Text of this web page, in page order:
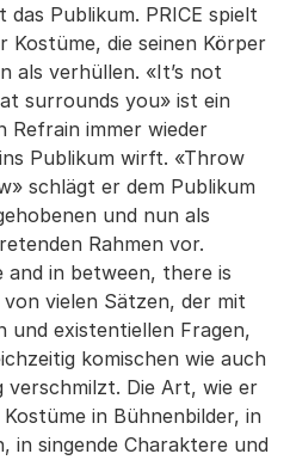
Publikum. PRICE spielt
Kostüme, die seinen Körper
als verhüllen. «It’s not
surrounds you» ist ein
Refrain immer wieder
Publikum wirft. «Throw
schlägt er dem Publikum
und nun als
Rahmen vor.
and in between, there is
vielen Sätzen, der mit
und existentiellen Fragen,
komischen wie auch
verschmilzt. Die Art, wie er
in Bühnenbilder, in
in singende Charaktere und